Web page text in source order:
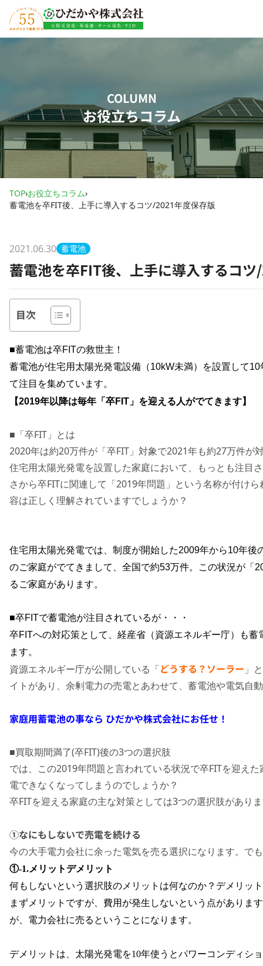
内容をスキップ
COLUMN
お役立ちコラム
TOP›お役立ちコラム›
蓄電池を卒FIT後、上手に導入するコツ/2021年度保存版
2021.06.30 蓄電池
蓄電池を卒FIT後、上手に導入するコ
目次
■蓄電池は卒FITの救世主！
蓄電池が住宅用太陽光発電設備（10kW未満）を設置して10
て注目を集めています。
【2019年以降は毎年「卒FIT 」を迎える人がでてきます】
■「卒FIT」とは
2020年は約20万件が「卒FIT」対象で2021年も約27万件が
住宅用太陽光発電を設置した家庭において、もっとも注目
さから卒FITに関連して「2019年問題」という名称が付け
容は正しく理解されていますでしょうか？
住宅用太陽光発電では、制度が開始した2009年から10年後
のご家庭がでてきまして、全国で約53万件。この状況が「
るご家庭があります。
■卒FITで蓄電池が注目されているが・・・
卒FITへの対応策として、経産省（資源エネルギー庁）も
ます。
資源エネルギー庁が公開している「どうする？ソーラー 」
イトがあり、余剰電力の売電とあわせて、蓄電池や電気自
家庭用蓄電池の事なら ひだかや株式会社にお任せ！
■買取期間満了(卒FIT)後の3つの選択肢
では、この2019年問題と言われている状況で卒FITを迎え
電できなくなってしまうのでしょうか？
卒FITを迎える家庭の主な対策としては3つの選択肢があり
①なにもしないで売電を続ける
今の大手電力会社に余った電気を売る選択になります。で
①-1.メリットデメリット
何もしないという選択肢のメリットは何なのか？デメリッ
まずメリットですが、費用が発生しないという点がありま
が、電力会社に売るということになります。
デメリットは、太陽光発電を10年使うとパワーコンディシ